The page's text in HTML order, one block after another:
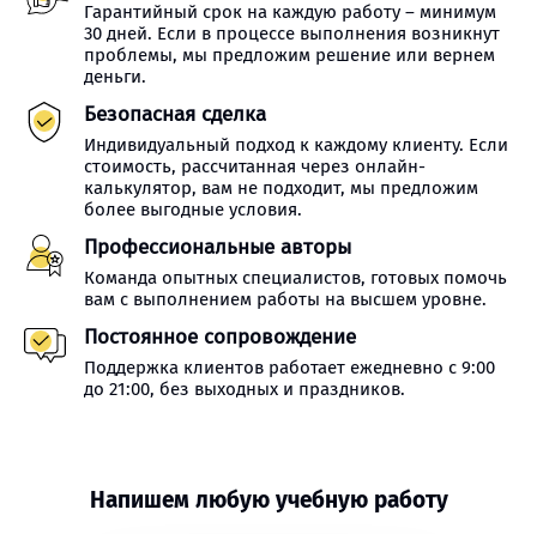
Гарантийный срок на каждую работу – минимум
30 дней. Если в процессе выполнения возникнут
проблемы, мы предложим решение или вернем
деньги.
Безопасная сделка
Индивидуальный подход к каждому клиенту. Если
стоимость, рассчитанная через онлайн-
калькулятор, вам не подходит, мы предложим
более выгодные условия.
Профессиональные авторы
Команда опытных специалистов, готовых помочь
вам с выполнением работы на высшем уровне.
Постоянное сопровождение
Поддержка клиентов работает ежедневно с 9:00
до 21:00, без выходных и праздников.
Напишем любую учебную работу